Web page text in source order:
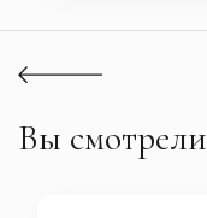
Вы смотрели